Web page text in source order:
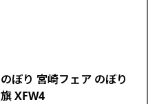
のぼり 宮崎フェア のぼり
旗 XFW4